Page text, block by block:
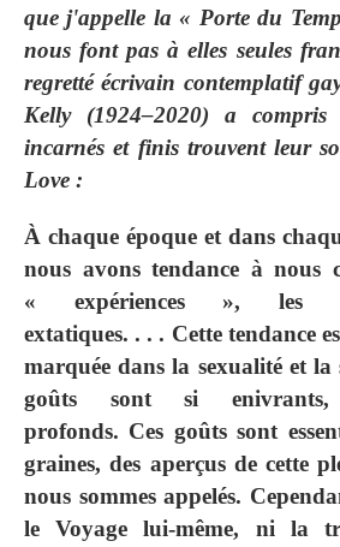
que j'appelle la « Porte du
nous font pas à elles seules
regretté écrivain contemplatif
Kelly (1924‒2020) a
incarnés et finis trouvent leur
Love :
À chaque époque et dans
nous avons tendance à nous
« expériences », les
extatiques. . . . Cette tendance
marquée dans la sexualité et
goûts sont si enivrants,
profonds. Ces goûts sont
graines, des aperçus de cette
nous sommes appelés.
le Voyage lui-même, ni la